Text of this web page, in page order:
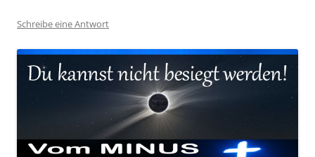
Schreibe eine Antwort